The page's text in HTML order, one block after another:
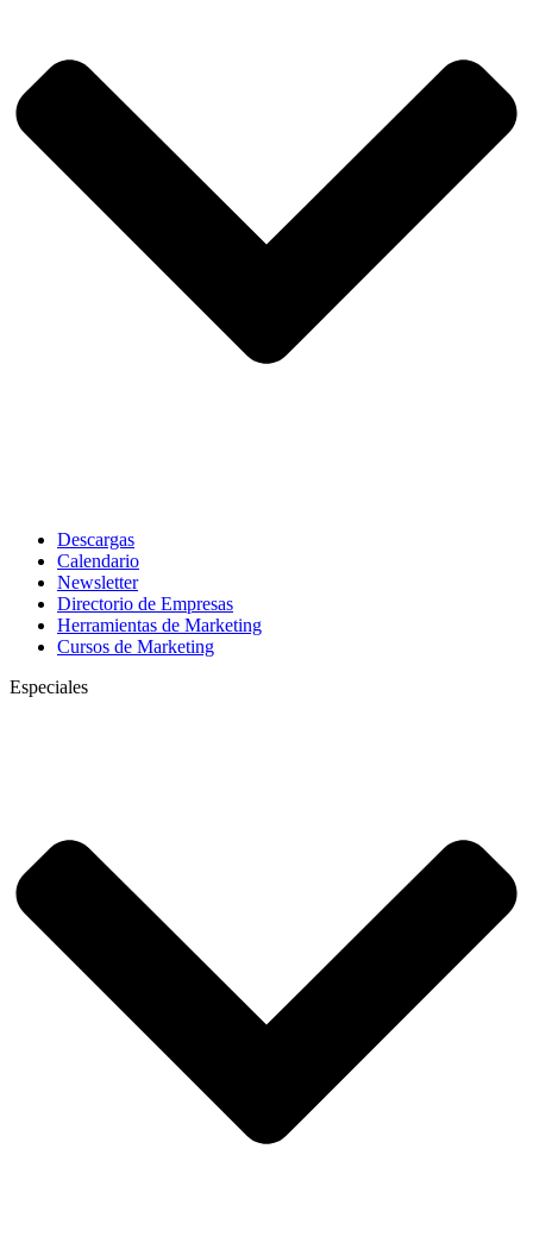
Descargas
Calendario
Newsletter
Directorio de Empresas
Herramientas de Marketing
Cursos de Marketing
Especiales